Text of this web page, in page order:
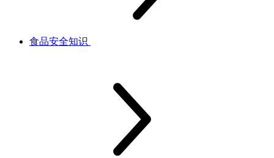
食品安全知识